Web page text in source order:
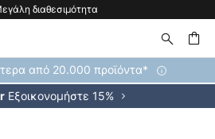
διαθεσιμότητα
από 20.000 προϊόντα*
Εξοικονομήστε 15%